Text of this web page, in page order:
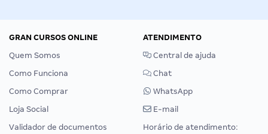
GRAN CURSOS ONLINE
Quem Somos
Como Funciona
Como Comprar
Loja Social
Validador de documentos
ATENDIMENTO
Central de ajuda
Chat
WhatsApp
E-mail
Horário de atendimento: